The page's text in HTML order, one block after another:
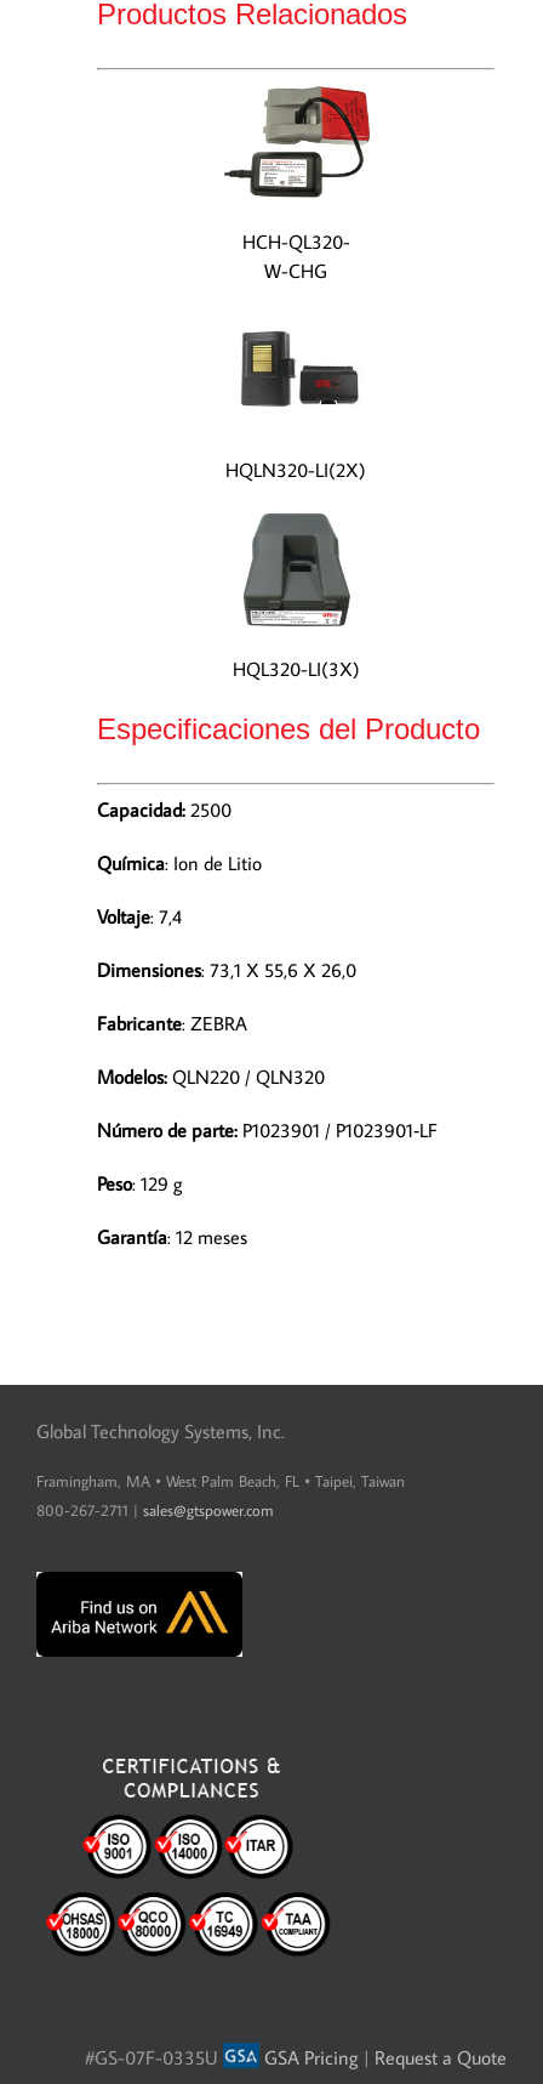
Productos Relacionados
HCH-QL320-
W-CHG
HQLN320-LI(2X)
HQL320-LI(3X)
Especificaciones del Producto
Capacidad: 2500
Química: Ion de Litio
Voltaje: 7,4
Dimensiones: 73,1 X 55,6 X 26,0
Fabricante: ZEBRA
Modelos: QLN220 / QLN320
Número de parte: P1023901 / P1023901‑LF
Peso: 129 g
Garantía: 12 meses
Global Technology Systems, Inc.
Framingham, MA • West Palm Beach, FL • Taipei, Taiwan
800-267-2711 | sales@gtspower.com
#GS-07F-0335U GSA Pricing | Request a Quote